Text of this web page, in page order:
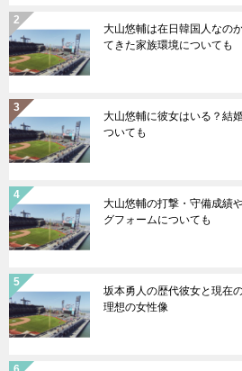
大山悠輔は在日韓国人なの
てきた家族環境についても
大山悠輔に彼女はいる？結
ついても
大山悠輔の打撃・守備成績
グフォームについても
坂本勇人の歴代彼女と現在
理想の女性像